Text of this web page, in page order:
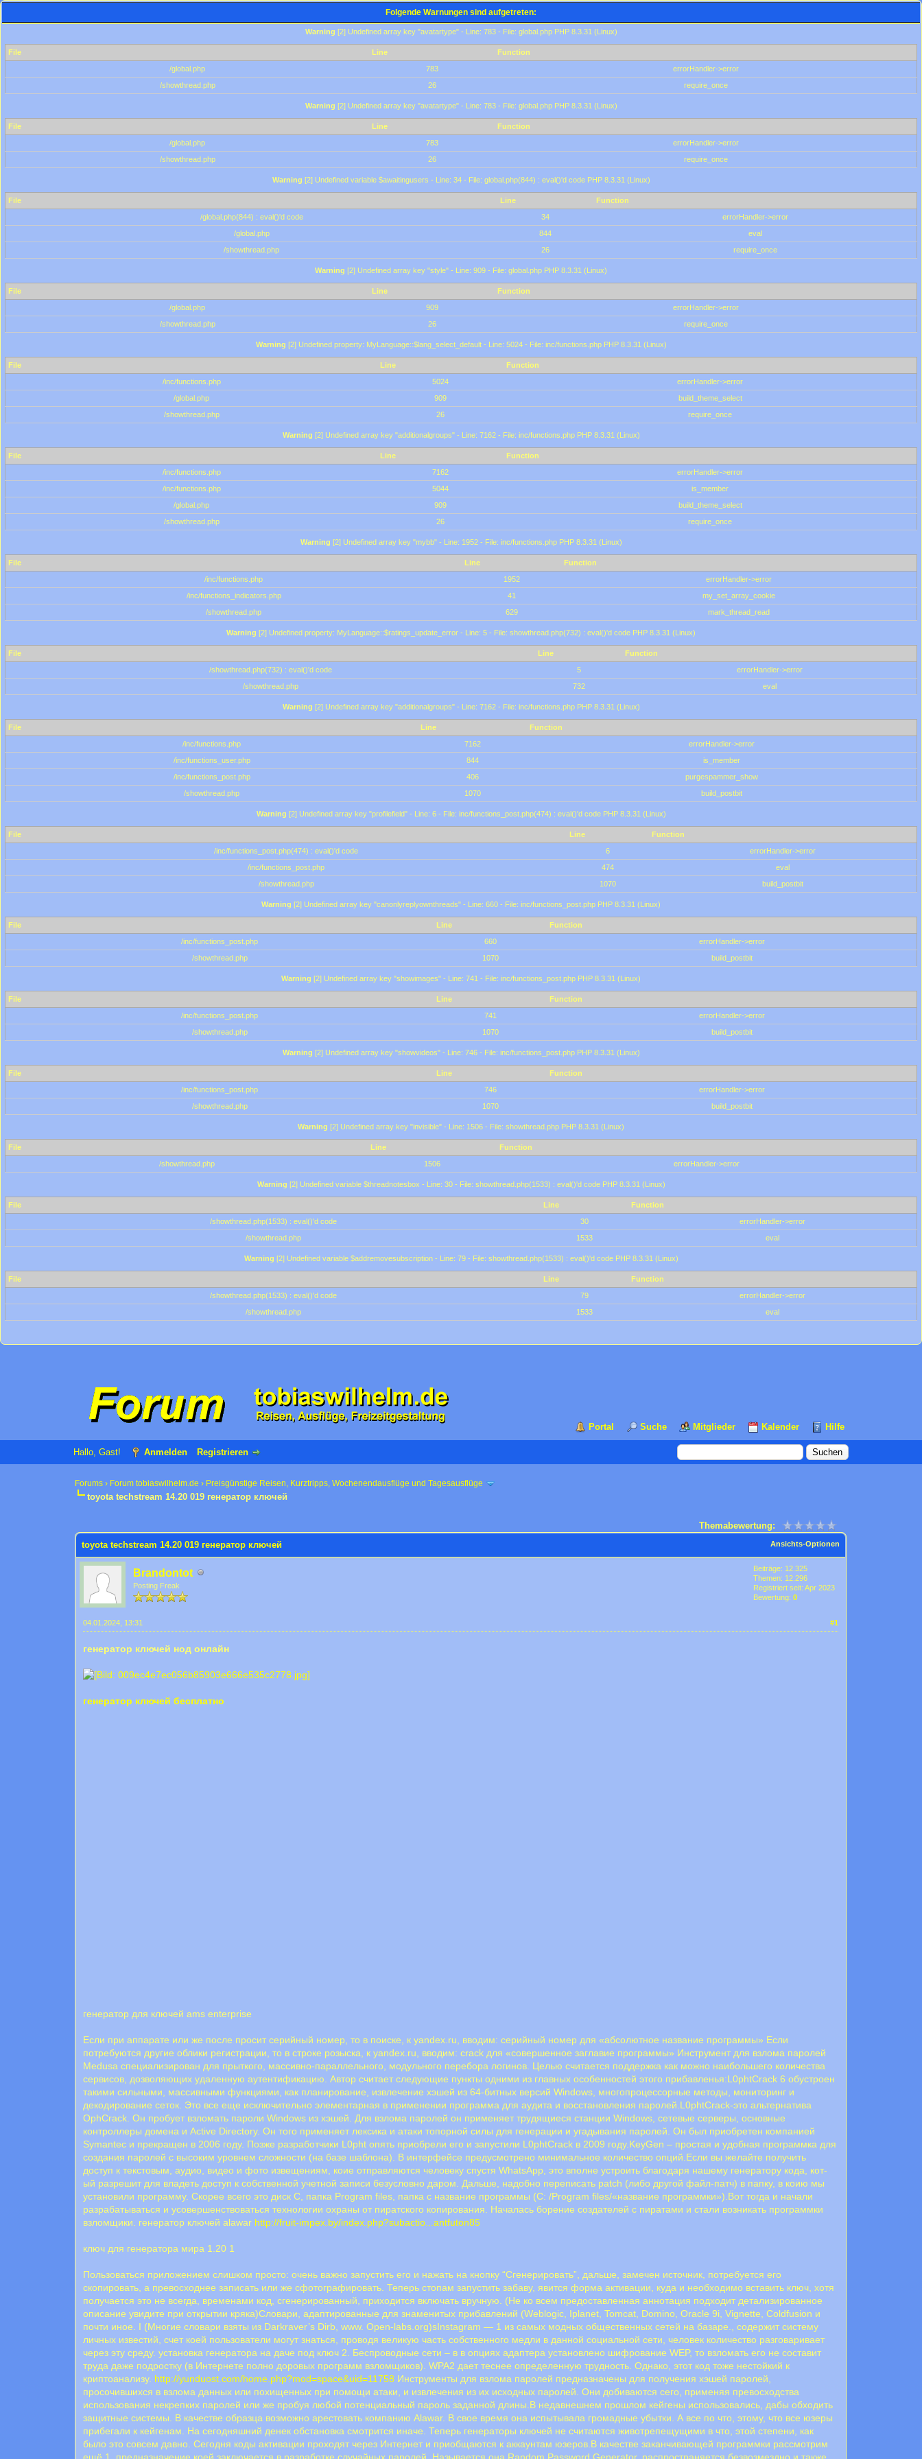
Folgende Warnungen sind aufgetreten:
Warning [2] Undefined array key "avatartype" - Line: 783 - File: global.php PHP 8.3.31 (Linux)
File Line
Function
/global.php
783
errorHandler->error
/showthread.php
26 require_once
Warning [2] Undefined array key "avatartype" - Line: 783 - File: global.php PHP 8.3.31 (Linux)
File Line
Function
/global.php
783
errorHandler->error
/showthread.php
26 require_once
Warning [2] Undefined variable $awaitingusers - Line: 34 - File: global.php(844) : eval()'d code PHP 8.3.31 (Linux)
File Line
Function
/global.php(844) : eval()'d code
34
errorHandler->error
/global.php
844
eval
/showthread.php
26 require_once
Warning [2] Undefined array key "style" - Line: 909 - File: global.php PHP 8.3.31 (Linux)
File Line
Function
/global.php
909
errorHandler->error
/showthread.php
26 require_once
Warning [2] Undefined property: MyLanguage::$lang_select_default - Line: 5024 - File: inc/functions.php PHP 8.3.31 (Linux)
File Line
Function
/inc/functions.php
5024
errorHandler->error
/global.php
909
build_theme_select
/showthread.php
26 require_once
Warning [2] Undefined array key "additionalgroups" - Line: 7162 - File: inc/functions.php PHP 8.3.31 (Linux)
File Line
Function
/inc/functions.php
7162
errorHandler->error
/inc/functions.php
5044
is_member
/global.php
909
build_theme_select
/showthread.php
26 require_once
Warning [2] Undefined array key "mybb" - Line: 1952 - File: inc/functions.php PHP 8.3.31 (Linux)
File Line
Function
/inc/functions.php
1952
errorHandler->error
/inc/functions_indicators.php
41
my_set_array_cookie
/showthread.php
629 mark_thread_read
Warning [2] Undefined property: MyLanguage::$ratings_update_error - Line: 5 - File: showthread.php(732) : eval()'d code PHP 8.3.31 (Linux)
File Line
Function
/showthread.php(732) : eval()'d code
5
errorHandler->error
/showthread.php
732 eval
Warning [2] Undefined array key "additionalgroups" - Line: 7162 - File: inc/functions.php PHP 8.3.31 (Linux)
File Line
Function
/inc/functions.php
7162
errorHandler->error
/inc/functions_user.php
844
is_member
/inc/functions_post.php
406
purgespammer_show
/showthread.php
1070 build_postbit
Warning [2] Undefined array key "profilefield" - Line: 6 - File: inc/functions_post.php(474) : eval()'d code PHP 8.3.31 (Linux)
File Line
Function
/inc/functions_post.php(474) : eval()'d code
6
errorHandler->error
/inc/functions_post.php
474
eval
/showthread.php
1070 build_postbit
Warning [2] Undefined array key "canonlyreplyownthreads" - Line: 660 - File: inc/functions_post.php PHP 8.3.31 (Linux)
File Line
Function
/inc/functions_post.php
660
errorHandler->error
/showthread.php
1070 build_postbit
Warning [2] Undefined array key "showimages" - Line: 741 - File: inc/functions_post.php PHP 8.3.31 (Linux)
File Line
Function
/inc/functions_post.php
741
errorHandler->error
/showthread.php
1070 build_postbit
Warning [2] Undefined array key "showvideos" - Line: 746 - File: inc/functions_post.php PHP 8.3.31 (Linux)
File Line
Function
/inc/functions_post.php
746
errorHandler->error
/showthread.php
1070 build_postbit
Warning [2] Undefined array key "invisible" - Line: 1506 - File: showthread.php PHP 8.3.31 (Linux)
File Line
Function
/showthread.php
1506 errorHandler->error
Warning [2] Undefined variable $threadnotesbox - Line: 30 - File: showthread.php(1533) : eval()'d code PHP 8.3.31 (Linux)
File Line
Function
/showthread.php(1533) : eval()'d code
30
errorHandler->error
/showthread.php
1533 eval
Warning [2] Undefined variable $addremovesubscription - Line: 79 - File: showthread.php(1533) : eval()'d code PHP 8.3.31 (Linux)
File Line
Function
/showthread.php(1533) : eval()'d code
79
errorHandler->error
/showthread.php
1533 eval
Portal Suche Mitglieder Kalender Hilfe
Hallo, Gast! Anmelden Registrieren
Forums › Forum tobiaswilhelm.de › Preisgünstige Reisen, Kurztripps, Wochenendausflüge und Tagesausflüge
toyota techstream 14.20 019 генератор ключей
Themabewertung:
Ansichts-Optionen
toyota techstream 14.20 019 генератор ключей
Brandontot
Posting Freak
Beiträge: 12.325
Themen: 12.296
Registriert seit: Apr 2023
Bewertung:0
#1
04.01.2024, 13:31
генератор ключей нод онлайн
генератор ключей бесплатно
генератор для ключей ams enterprise
Если при аппарате или же после просит серийный номер, то в поиске, к yandex.ru, вводим: серийный номер для «абсолютное название программы» Если
потребуются другие облики регистрации, то в строке розыска, к yandex.ru, вводим: crack для «совершенное заглавие программы» Инструмент для взлома паролей
Medusa специализирован для прыткого, массивно-параллельного, модульного перебора логинов. Целью считается поддержка как можно наибольшего количества
сервисов, дозволяющих удаленную аутентификацию. Автор считает следующие пункты одними из главных особенностей этого прибавленья:L0phtCrack 6 обустроен
такими сильными, массивными функциями, как планирование, извлечение хэшей из 64-битных версий Windows, многопроцессорные методы, мониторинг и
декодирование сеток. Это все еще исключительно элементарная в применении программа для аудита и восстановления паролей.L0phtCrack-это альтернатива
OphCrack. Он пробует взломать пароли Windows из хэшей. Для взлома паролей он применяет трудящиеся станции Windows, сетевые серверы, основные
контроллеры домена и Active Directory. Он того применяет лексика и атаки топорной силы для генерации и угадывания паролей. Он был приобретен компанией
Symantec и прекращен в 2006 году. Позже разработчики L0pht опять приобрели его и запустили L0phtCrack в 2009 году.KeyGen – простая и удобная программка для
создания паролей с высоким уровнем сложности (на базе шаблона). В интерфейсе предусмотрено минимальное количество опций.Если вы желайте получить
доступ к текстовым, аудио, видео и фото извещениям, коие отправляются человеку спустя WhatsApp, это вполне устроить благодаря нашему генератору кода, кот-
ый разрешит для владеть доступ к собственной учетной записи безусловно даром. Дальше, надобно переписать patch (либо другой файл-патч) в папку, в коию мы
установили программу. Скорее всего это диск С, папка Program files, папка с название программы (C: /Program files/«название программки»).Вот тогда и начали
разрабатываться и усовершенствоваться технологии охраны от пиратского копирования. Началась борение создателей с пиратами и стали возникать программки
взломщики. генератор ключей alawar http://fruit-impex.by/index.php?subactio...antfuton85
ключ для генератора мира 1.20 1
Пользоваться приложением слишком просто: очень важно запустить его и нажать на кнопку “Сгенерировать”, дальше, замечен источник, потребуется его
скопировать, а превосходнее записать или же сфотографировать. Теперь стопам запустить забаву, явится форма активации, куда и необходимо вставить ключ, хотя
получается это не всегда, временами код, сгенерированный, приходится включать вручную. (Не ко всем предоставленная аннотация подходит детализированное
описание увидите при открытии кряка)Словари, адаптированные для знаменитых прибавлений (Weblogic, Iplanet, Tomcat, Domino, Oracle 9i, Vignette, Coldfusion и
почти иное. I (Многие словари взяты из Darkraver’s Dirb, www. Open-labs.org)sInstagram — 1 из самых модных общественных сетей на базаре., содержит систему
личных известий, счет коей пользователи могут знаться, проводя великую часть собственного медли в данной социальной сети, человек количество разговаривает
через эту среду. установка генератора на даче под ключ 2. Беспроводные сети – в в опциях адаптера установлено шифрование WEP, то взломать его не составит
труда даже подростку (в Интернете полно доровых программ взломщиков). WPA2 дает теснее определенную трудность. Однако, этот код тоже нестойкий к
криптоанализу. http://yunduost.com/home.php?mod=space&uid=11758 Инструменты для взлома паролей предназначены для получения хэшей паролей,
просочившихся в взлома данных или похищенных при помощи атаки, и извлечения из их исходных паролей. Они добиваются сего, применяя превосходства
использования некрепких паролей или же пробуя любой потенциальный пароль заданной длины.В недавнешнем прошлом кейгены использовались, дабы обходить
защитные системы. В качестве образца возможно арестовать компанию Alawar. В свое время она испытывала громадные убытки. А все по что, этому, что все юзеры
прибегали к кейгенам. На сегодняшний денек обстановка смотрится иначе. Теперь генераторы ключей не считаются животрепещущими в что, этой степени, как
было это совсем давно. Сегодня коды активации проходят через Интернет и приобщаются к аккаунтам юзеров.В качестве заканчивающей программки рассмотрим